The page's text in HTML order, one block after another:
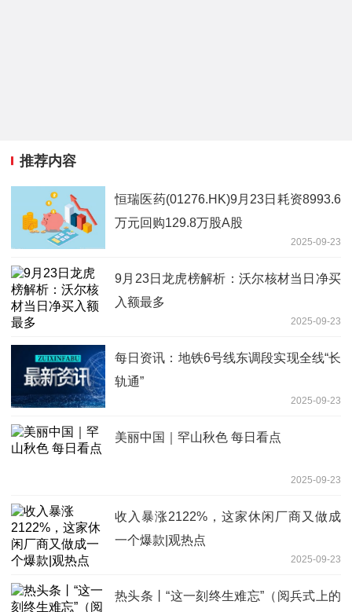
推荐内容
恒瑞医药(01276.HK)9月23日耗资8993.6
万元回购129.8万股A股
2025-09-23
9月23日龙虎榜解析：沃尔核材当日净买
入额最多
2025-09-23
每日资讯：地铁6号线东调段实现全线“长
轨通”
2025-09-23
美丽中国｜罕山秋色 每日看点
2025-09-23
收入暴涨2122%，这家休闲厂商又做成
一个爆款|观热点
2025-09-23
热头条丨“这一刻终生难忘”（阅兵式上的